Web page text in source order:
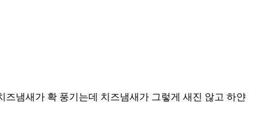
냄새가 확 풍기는데 치즈냄새가 그렇게 새진 않고 하얀